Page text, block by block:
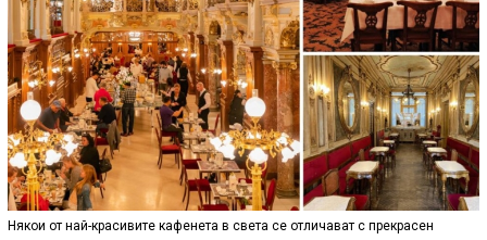
Някои от най-красивите кафенета в света се отличават с прекрасен